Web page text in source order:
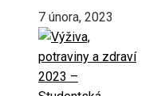
7 února, 2023